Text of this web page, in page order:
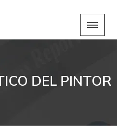
DEL PINTOR